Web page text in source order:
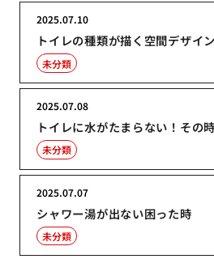
トイレの種類が描く空間デザイ
2025.07.10
未分類
トイレに水がたまらない！その
2025.07.08
未分類
シャワー湯が出ない困った時
2025.07.07
未分類